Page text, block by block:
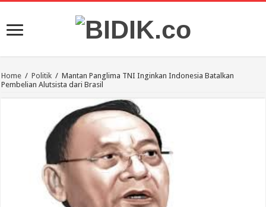
Home / Politik / Mantan Panglima TNI Inginkan Indonesia Batalkan
Pembelian Alutsista dari Brasil